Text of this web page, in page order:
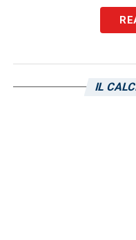
partita disputata,
ha messo a segno
essere un
IL